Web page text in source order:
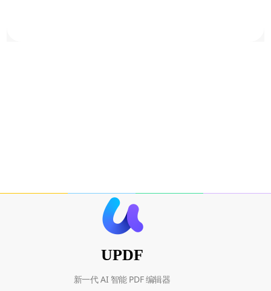
UPDF
新一代 AI 智能 PDF 编辑器